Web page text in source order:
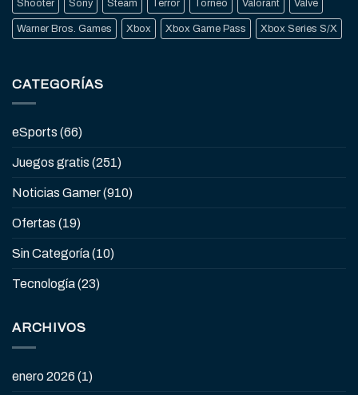
Shooter Sony Steam Terror Torneo Valorant Valve
Warner Bros. Games Xbox Xbox Game Pass Xbox Series S/X
CATEGORÍAS
eSports (66)
Juegos gratis (251)
Noticias Gamer(910)
Ofertas (19)
Sin Categoría(10)
Tecnología(23)
ARCHIVOS
enero 2026 (1)